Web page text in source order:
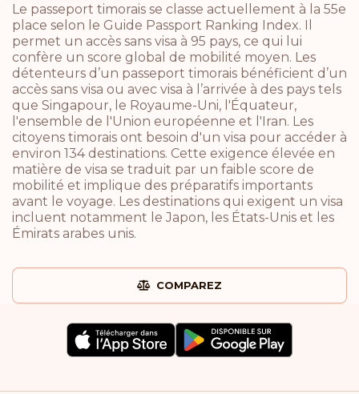
Le passeport timorais se classe actuellement à la 55e
place selon le Guide Passport Ranking Index. Il
permet un accès sans visa à 95 pays, ce qui lui
confère un score global de mobilité moyen. Les
détenteurs d’un passeport timorais bénéficient d’un
accès sans visa ou avec visa à l’arrivée à des pays tels
que Singapour, le Royaume-Uni, l'Équateur,
l'ensemble de l'Union européenne et l'Iran. Les
citoyens timorais ont besoin d'un visa pour accéder à
environ 134 destinations. Cette exigence élevée en
matière de visa se traduit par un faible score de
mobilité et implique des préparatifs importants
avant le voyage. Les destinations qui exigent un visa
incluent notamment le Japon, les États-Unis et les
Émirats arabes unis.
COMPAREZ